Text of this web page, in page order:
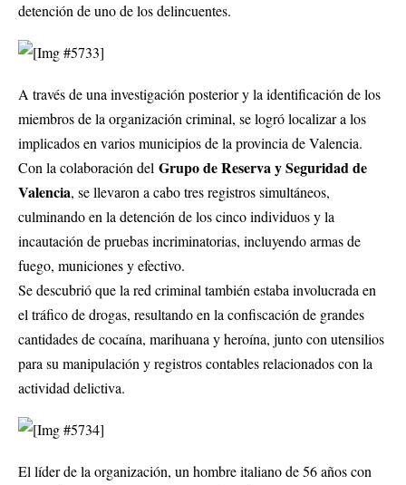
detención de uno de los delincuentes.
A través de una investigación posterior y la identificación de los
miembros de la organización criminal, se logró localizar a los
implicados en varios municipios de la provincia de Valencia.
Con la colaboración del Grupo de Reserva y Seguridad de
Valencia, se llevaron a cabo tres registros simultáneos,
culminando en la detención de los cinco individuos y la
incautación de pruebas incriminatorias, incluyendo armas de
fuego, municiones y efectivo.
Se descubrió que la red criminal también estaba involucrada en
el tráfico de drogas, resultando en la confiscación de grandes
cantidades de cocaína, marihuana y heroína, junto con utensilios
para su manipulación y registros contables relacionados con la
actividad delictiva.
El líder de la organización, un hombre italiano de 56 años con